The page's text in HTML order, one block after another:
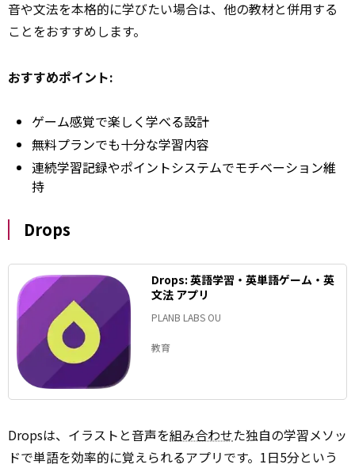
音や文法を本格的に学びたい場合は、他の教材と併用する
ことをおすすめします。
おすすめポイント:
ゲーム感覚で楽しく学べる設計
無料プランでも十分な学習内容
連続学習記録やポイントシステムでモチベーション維
持
Drops
Drops: 英語学習・英単語ゲーム・英
文法 アプリ
PLANB LABS OU
教育
Dropsは、イラストと音声を組み合わせた独自の学習メソッ
ドで単語を効率的に覚えられるアプリです。1日5分という